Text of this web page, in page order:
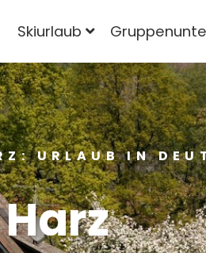
URLAUB IN
Harz
Skiurlaub